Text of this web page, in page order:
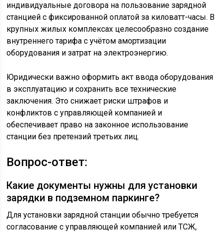
индивидуальные договора на пользование зарядной
станцией с фиксированной оплатой за киловатт-часы. В
крупных жилых комплексах целесообразно создание
внутреннего тарифа с учётом амортизации
оборудования и затрат на электроэнергию.
Юридически важно оформить акт ввода оборудования
в эксплуатацию и сохранить все технические
заключения. Это снижает риски штрафов и
конфликтов с управляющей компанией и
обеспечивает право на законное использование
станции без претензий третьих лиц.
Вопрос-ответ:
Какие документы нужны для установки
зарядки в подземном паркинге?
Для установки зарядной станции обычно требуется
согласование с управляющей компанией или ТСЖ,